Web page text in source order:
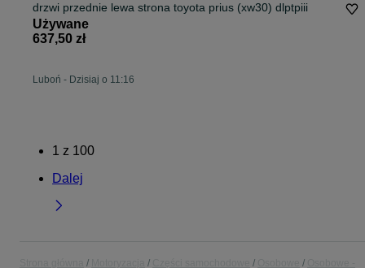
drzwi przednie lewa strona toyota prius (xw30) dlptpiii
Używane
637,50 zł
Luboń - Dzisiaj o 11:16
1 z 100
Dalej